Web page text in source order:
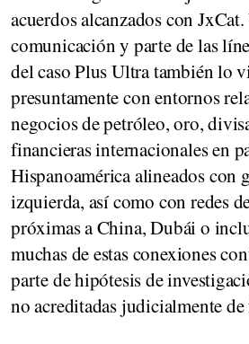
acuerdos alcanzados con JxCat.
comunicación y parte de las
del caso Plus Ultra también lo
presuntamente con entornos
negocios de petróleo, oro,
financieras internacionalesen
Hispanoamérica alineados con
izquierda, así como con redes
próximas aChina, Dubái o
muchas de estas conexiones
parte de hipótesis de
no acreditadas judicialmente